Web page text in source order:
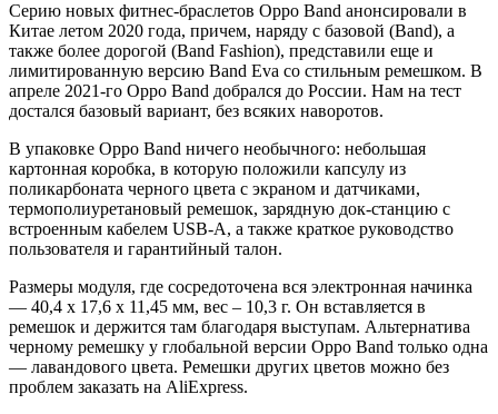
Серию новых фитнес-браслетов Oppo Band анонсировали в
Китае летом 2020 года, причем, наряду с базовой (Band), а
также более дорогой (Band Fashion), представили еще и
лимитированную версию Band Eva со стильным ремешком. В
апреле 2021-го Oppo Band добрался до России. Нам на тест
достался базовый вариант, без всяких наворотов.
В упаковке Oppo Band ничего необычного: небольшая
картонная коробка, в которую положили капсулу из
поликарбоната черного цвета с экраном и датчиками,
термополиуретановый ремешок, зарядную док-станцию с
встроенным кабелем USB-A, а также краткое руководство
пользователя и гарантийный талон.
Размеры модуля, где сосредоточена вся электронная начинка
— 40,4 х 17,6 х 11,45 мм, вес – 10,3 г. Он вставляется в
ремешок и держится там благодаря выступам. Альтернатива
черному ремешку у глобальной версии Oppo Band только одна
— лавандового цвета. Ремешки других цветов можно без
проблем заказать на AliExpress.